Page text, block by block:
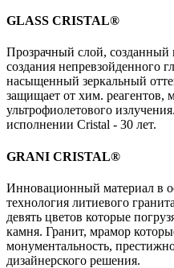
GLASS CRISTAL®
Прозрачный слой,
создания непревзойденного
насыщенный зеркальный
защищает от хим. реагентов,
ультрофиолетового
исполнении Cristal - 30 лет.
GRANI CRISTAL®
Инновационный материал в
технология литиевого
девять цветов которые
камня. Гранит, мрамор
монументальность,
дизайнерского решения.